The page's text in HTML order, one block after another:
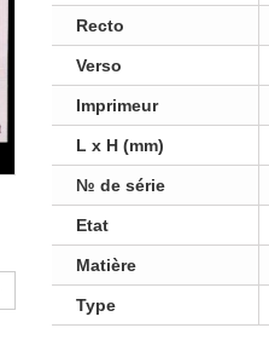
Recto
Verso
Imprimeur
L x H (mm)
№ de série
Etat
Matière
Type